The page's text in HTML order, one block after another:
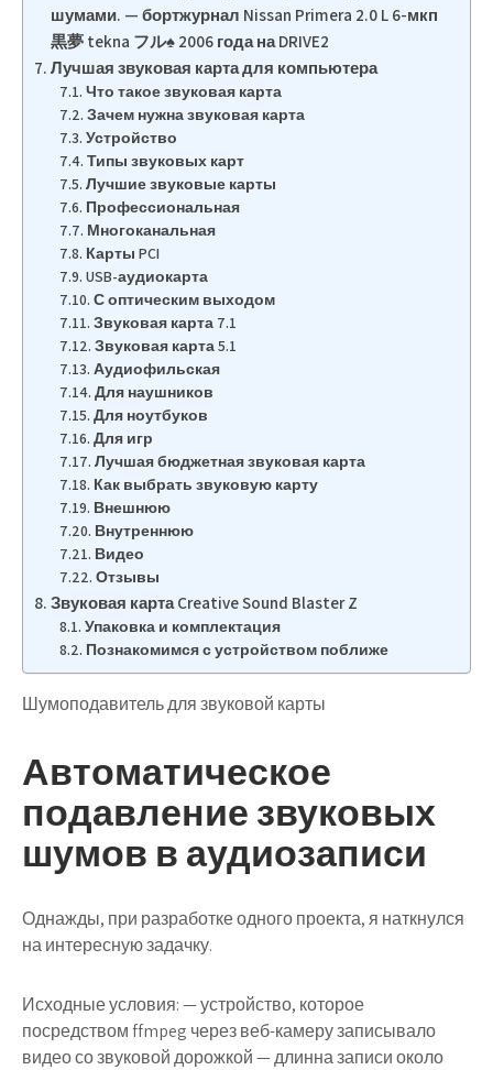
шумами. — бортжурнал Nissan Primera 2.0 L 6-мкп
黒夢 tekna フル♠ 2006 года на DRIVE2
Лучшая звуковая карта для компьютера
Что такое звуковая карта
Зачем нужна звуковая карта
Устройство
Типы звуковых карт
Лучшие звуковые карты
Профессиональная
Многоканальная
Карты PCI
USB-аудиокарта
С оптическим выходом
Звуковая карта 7.1
Звуковая карта 5.1
Аудиофильская
Для наушников
Для ноутбуков
Для игр
Лучшая бюджетная звуковая карта
Как выбрать звуковую карту
Внешнюю
Внутреннюю
Видео
Отзывы
Звуковая карта Creative Sound Blaster Z
Упаковка и комплектация
Познакомимся с устройством поближе
Шумоподавитель для звуковой карты
Автоматическое
подавление звуковых
шумов в аудиозаписи
Однажды, при разработке одного проекта, я наткнулся
на интересную задачку.
Исходные условия: — устройство, которое
посредством ffmpeg через веб-камеру записывало
видео со звуковой дорожкой — длинна записи около